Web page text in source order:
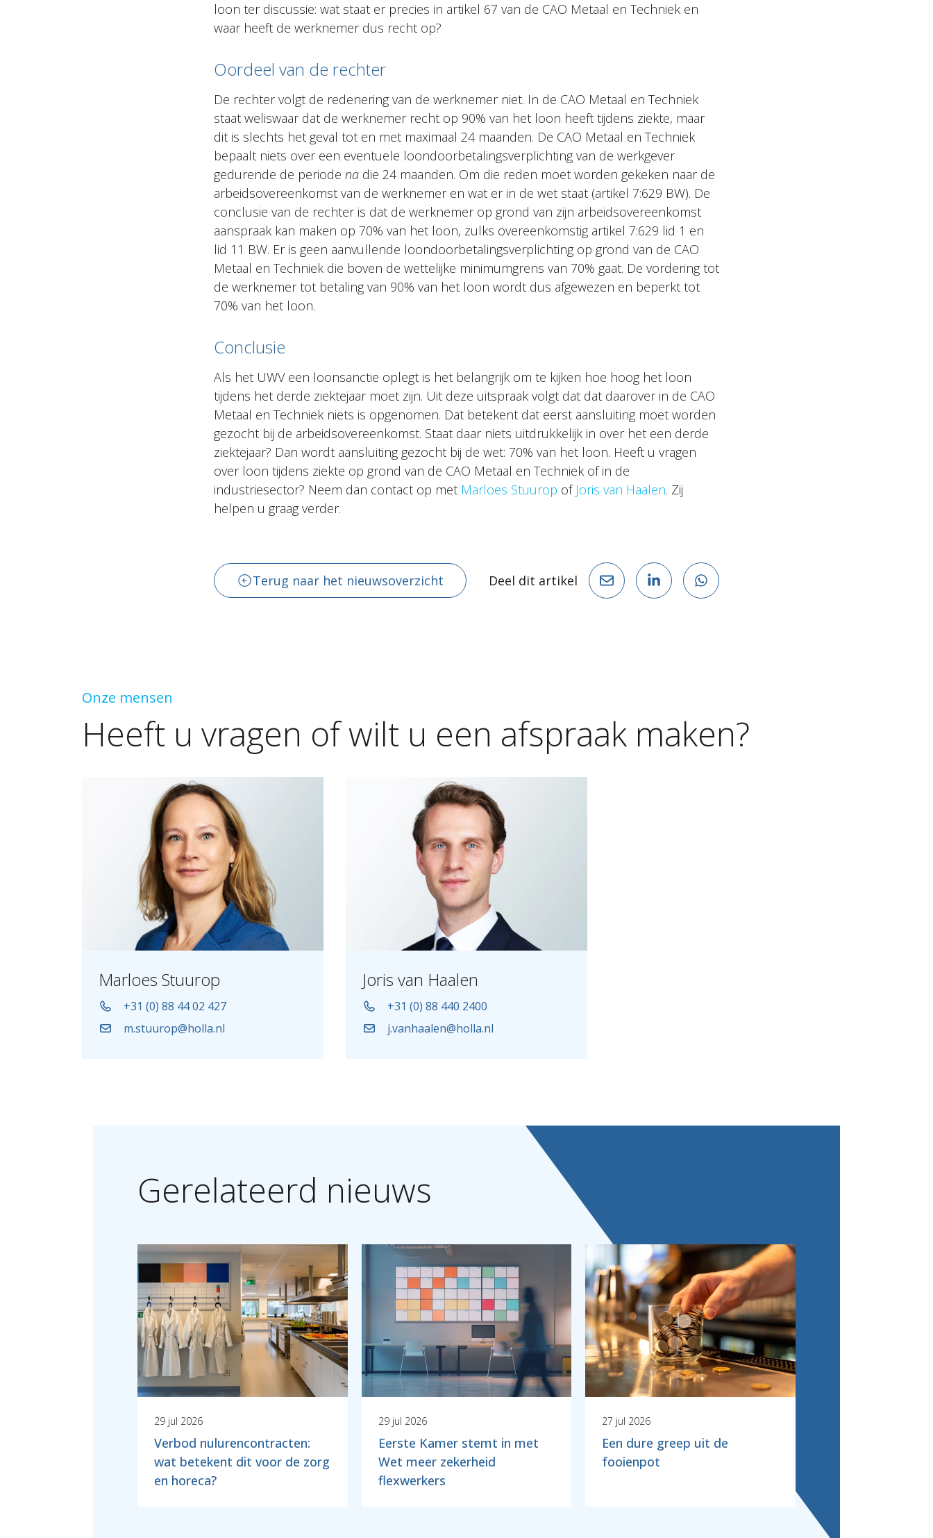
loon ter discussie: wat staat er precies in artikel 67 van de CAO Metaal en Techniek en
waar heeft de werknemer dus recht op?
Oordeel van de rechter
De rechter volgt de redenering van de werknemer niet. In de CAO Metaal en Techniek
staat weliswaar dat de werknemer recht op 90% van het loon heeft tijdens ziekte, maar
dit is slechts het geval tot en met maximaal 24 maanden. De CAO Metaal en Techniek
bepaalt niets over een eventuele loondoorbetalingsverplichting van de werkgever
gedurende de periode na die 24 maanden. Om die reden moet worden gekeken naar de
arbeidsovereenkomst van de werknemer en wat er in de wet staat (artikel 7:629 BW). De
conclusie van de rechter is dat de werknemer op grond van zijn arbeidsovereenkomst
aanspraak kan maken op 70% van het loon, zulks overeenkomstig artikel 7:629 lid 1 en
lid 11 BW. Er is geen aanvullende loondoorbetalingsverplichting op grond van de CAO
Metaal en Techniek die boven de wettelijke minimumgrens van 70% gaat. De vordering tot
de werknemer tot betaling van 90% van het loon wordt dus afgewezen en beperkt tot
70% van het loon.
Conclusie
Als het UWV een loonsanctie oplegt is het belangrijk om te kijken hoe hoog het loon
tijdens het derde ziektejaar moet zijn. Uit deze uitspraak volgt dat dat daarover in de CAO
Metaal en Techniek niets is opgenomen. Dat betekent dat eerst aansluiting moet worden
gezocht bij de arbeidsovereenkomst. Staat daar niets uitdrukkelijk in over het een derde
ziektejaar? Dan wordt aansluiting gezocht bij de wet: 70% van het loon. Heeft u vragen
over loon tijdens ziekte op grond van de CAO Metaal en Techniek of in de
industriesector? Neem dan contact op met Marloes Stuurop of Joris van Haalen. Zij
helpen u graag verder.
Terug naar het nieuwsoverzicht Deel dit artikel
Onze mensen
Heeft u vragen ofwilt u een afspraak maken?
Marloes Stuurop
+31 (0) 88 44 02 427
m.stuurop@holla.nl
Joris van Haalen
+31 (0) 88 440 2400
j.vanhaalen@holla.nl
Gerelateerd nieuws
29 jul 2026
Verbod nulurencontracten:
wat betekent dit voor de zorg
en horeca?
29 jul 2026
Eerste Kamer stemt in met
Wet meer zekerheid
flexwerkers
27 jul 2026
Een dure greep uit de
fooienpot